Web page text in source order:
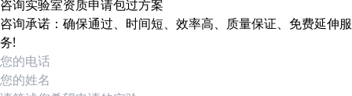
咨询实验室资质申请包过方案
咨询承诺：确保通过、时间短、效率高、质量保证、免费延伸服
务!